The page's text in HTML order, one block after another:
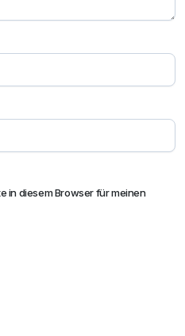
in diesem Browser für meinen